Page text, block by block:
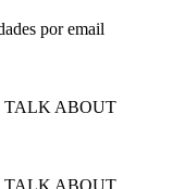
por email